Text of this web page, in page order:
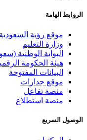
الروابط الهامة
موقع رؤية السعودية
وزارة التعليم
البوابة الوطنية
هيئة الحكومة
البيانات المفتوحة
موقع جدارات
منصة تفاعل
منصة استطلاع
الوصول السريع